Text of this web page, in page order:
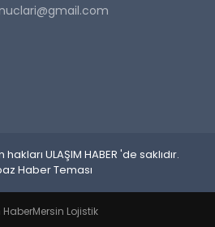
ULAŞIM HABER 'de saklıdır.
Haber Teması
HaberMersin Lojistik